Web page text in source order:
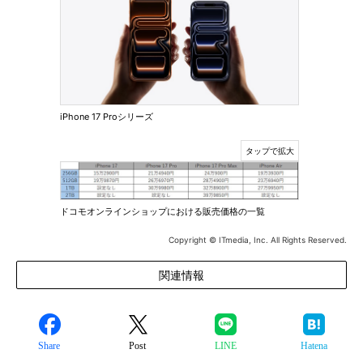
iPhone 17 Proシリーズ
ドコモオンラインショップにおける販売価格の一覧
Copyright © ITmedia, Inc. All Rights Reserved.
関連情報
Share Post LINE Hatena